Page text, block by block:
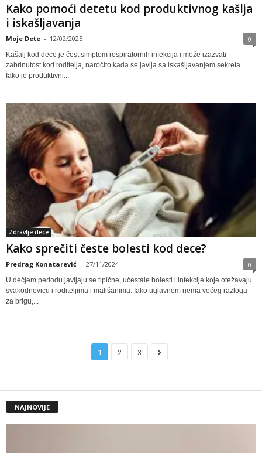
Kako pomoći detetu kod produktivnog kašlja
i iskašljavanja
Moje Dete - 12/02/2025 0
Kašalj kod dece je čest simptom respiratornih infekcija i može izazvati
zabrinutost kod roditelja, naročito kada se javlja sa iskašljavanjem sekreta.
Iako je produktivni...
Zdravlje dece
Kako sprečiti česte bolesti kod dece?
Predrag Konatarević - 27/11/2024 0
U dečjem periodu javljaju se tipične, učestale bolesti i infekcije koje otežavaju
svakodnevicu i roditeljima i mališanima. Iako uglavnom nema većeg razloga
za brigu,...
1 2 3
NAJNOVIJE